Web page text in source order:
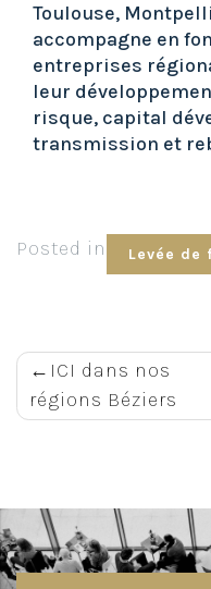
Toulouse,
accompagne en
entreprises
leur
risque, capital
transmission et
Posted in Levée de
de
l’article
ICI dans nos
régions Béziers